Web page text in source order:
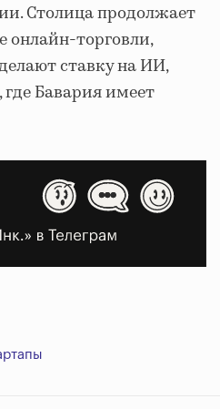
Столица продолжает
онлайн-торговли,
ставку на ИИ,
где Бавария имеет